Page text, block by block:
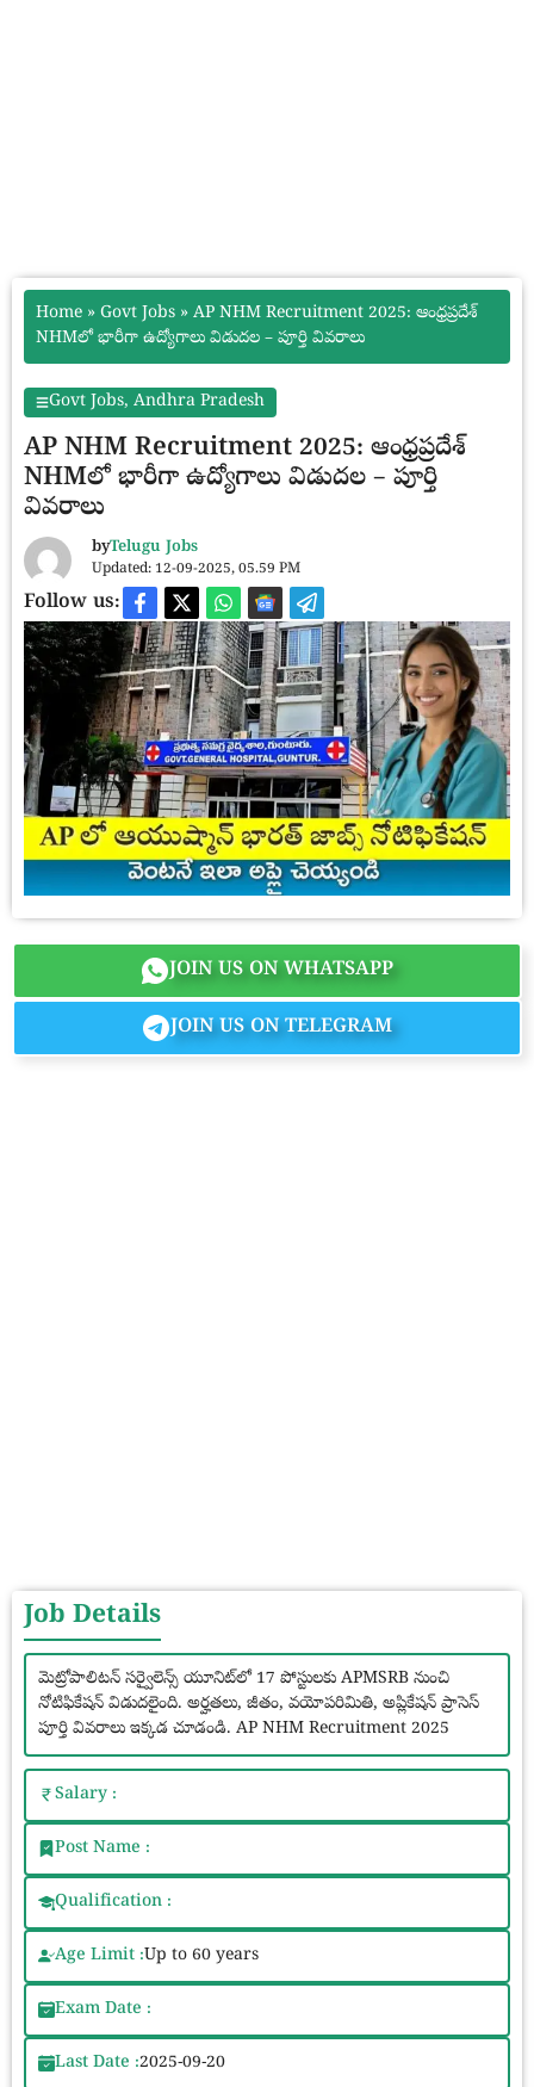
Home » Govt Jobs » AP NHM Recruitment 2025: ఆంధ్రప్రదేశ్
NHMలో భారీగా ఉద్యోగాలు విడుదల – పూర్తి వివరాలు
Govt Jobs,Andhra Pradesh
AP NHM Recruitment 2025: ఆంధ్రప్రదేశ్
NHMలో భారీగా ఉద్యోగాలు విడుదల – పూర్తి
వివరాలు
byTelugu Jobs
Updated: 12-09-2025, 05.59 PM
Follow us:
JOIN US ON WHATSAPP
JOIN US ON TELEGRAM
Job Details
మెట్రోపాలిటన్ సర్వైలెన్స్ యూనిట్‌లో 17 పోస్టులకు APMSRB నుంచి
నోటిఫికేషన్ విడుదలైంది. అర్హతలు, జీతం, వయోపరిమితి, అప్లికేషన్ ప్రాసెస్
పూర్తి వివరాలు ఇక్కడ చూడండి. AP NHM Recruitment 2025
Salary :
Post Name :
Qualification :
Age Limit :Up to 60 years
Exam Date :
Last Date :2025-09-20